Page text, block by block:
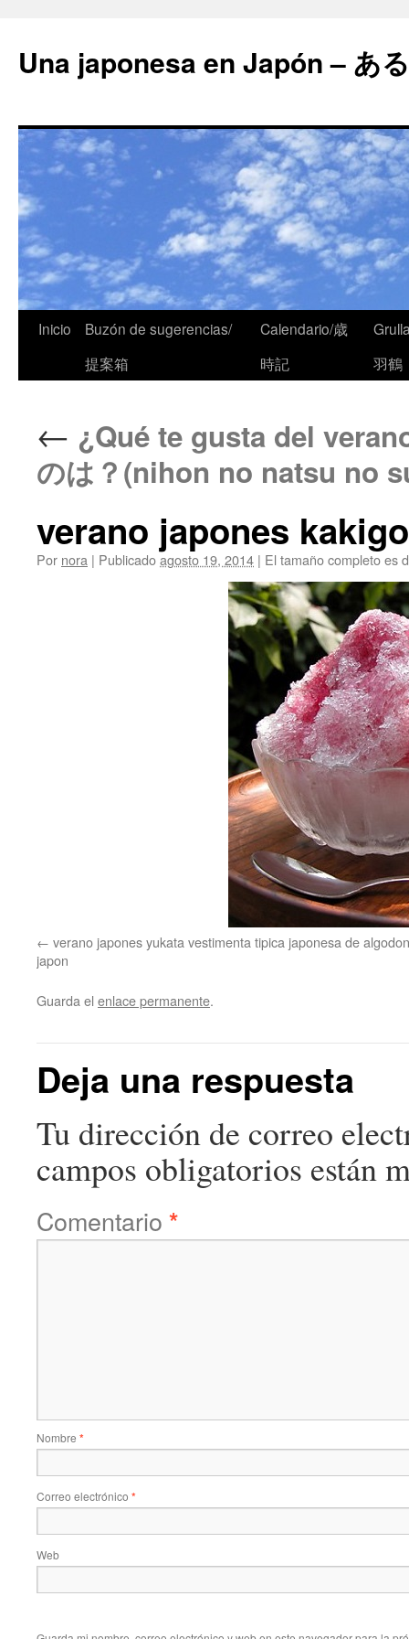
Una japonesa en Japón – あ
Inicio
Buzón de sugerencias/
提案箱
Calendario/歳
時記
羽鶴
← ¿Qué te gusta del
のは？(nihon no natsu no
verano japones
Por nora | Publicadoagosto 19, 2014 | El tamaño completo es
verano japones yukata vestimenta tipica japonesa de
japon
Guarda el enlace permanente.
Deja una respuesta
Tu dirección de correo
campos obligatorios están
Comentario *
Nombre *
Correo electrónico *
Web